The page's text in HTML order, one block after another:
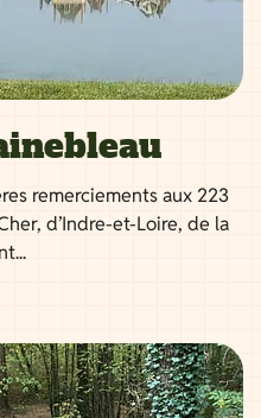
remerciements aux 223
d’Indre-et-Loire, de la